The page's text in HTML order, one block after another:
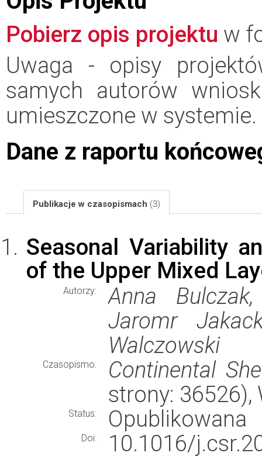
Pobierz opis projektu w
Uwaga - opisy
samych autorów
umieszczone w systemie.
Dane z raportu
Publikacje w czasopismach (3)
Seasonal Variability
of the Upper Mixed
Autorzy:
Anna
Jaromr
Walczowski
Czasopismo:
Continental
strony:
Status: Opublikowana
Doi:
10.1016/